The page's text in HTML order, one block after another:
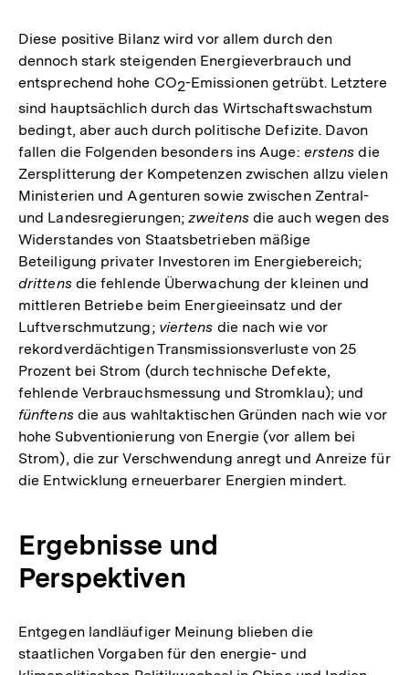
Diese positive Bilanz wird vor allem durch den
dennoch stark steigenden Energieverbrauch und
entsprechend hohe CO2-Emissionen getrübt. Letztere
sind hauptsächlich durch das Wirtschaftswachstum
bedingt, aber auch durch politische Defizite. Davon
fallen die Folgenden besonders ins Auge: erstens die
Zersplitterung der Kompetenzen zwischen allzu vielen
Ministerien und Agenturen sowie zwischen Zentral-
und Landesregierungen;zweitensdie auch wegen des
Widerstandes von Staatsbetrieben mäßige
Beteiligung privater Investoren im Energiebereich;
drittensdie fehlende Überwachung der kleinen und
mittleren Betriebe beim Energieeinsatz und der
Luftverschmutzung; viertens die nach wie vor
rekordverdächtigen Transmissionsverluste von 25
Prozent bei Strom (durch technische Defekte,
fehlende Verbrauchsmessung und Stromklau); und
fünftens die aus wahltaktischen Gründen nach wie vor
hohe Subventionierung von Energie (vor allem bei
Strom), die zur Verschwendung anregt und Anreize für
die Entwicklung erneuerbarer Energien mindert.
Ergebnisse und
Perspektiven
Entgegen landläufiger Meinung blieben die
staatlichen Vorgaben für den energie- und